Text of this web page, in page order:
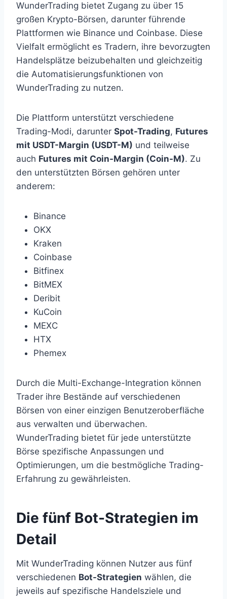
WunderTrading bietet Zugang zu über 15
großen Krypto-Börsen, darunter führende
Plattformen wie Binance und Coinbase. Diese
Vielfalt ermöglicht es Tradern, ihre bevorzugten
Handelsplätze beizubehalten und gleichzeitig
die Automatisierungsfunktionen von
WunderTrading zu nutzen.
Die Plattform unterstützt verschiedene
Trading-Modi, darunter Spot-Trading, Futures
mit USDT-Margin (USDT-M) und teilweise
auch Futures mit Coin-Margin (Coin-M). Zu
den unterstützten Börsen gehören unter
anderem:
Binance
OKX
Kraken
Coinbase
Bitfinex
BitMEX
Deribit
KuCoin
MEXC
HTX
Phemex
Durch die Multi-Exchange-Integration können
Trader ihre Bestände auf verschiedenen
Börsen von einer einzigen Benutzeroberfläche
aus verwalten und überwachen.
WunderTrading bietet für jede unterstützte
Börse spezifische Anpassungen und
Optimierungen, um die bestmögliche Trading-
Erfahrung zu gewährleisten.
Die fünf Bot-Strategien im
Detail
Mit WunderTrading können Nutzer aus fünf
verschiedenen Bot-Strategien wählen, die
jeweils auf spezifische Handelsziele und